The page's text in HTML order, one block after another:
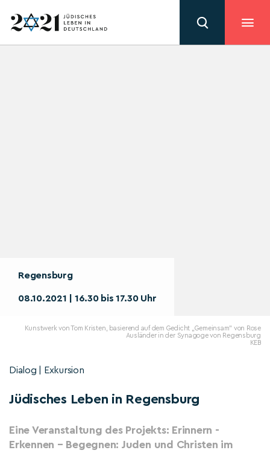
Regensburg
08.10.2021 | 16.30 bis 17.30 Uhr
Kunstwerk von Tom Kristen, basierend auf dem Gedicht „Gemeinsam" von Rose
Ausländer in der Synagoge von Regensburg
KEB
Dialog | Exkursion
Jüdisches Leben in Regensburg
Eine Veranstaltung des Projekts: Erinnern -
Erkennen – Begegnen: Juden und Christen im